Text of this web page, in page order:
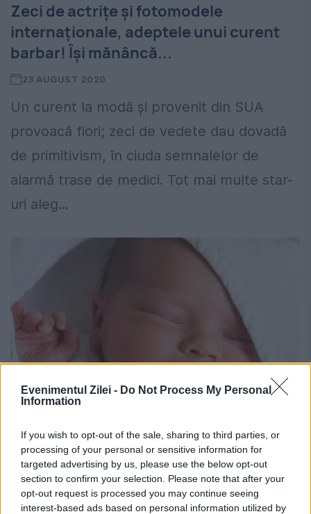
Evenimentul Zilei - Do Not Process My Personal
Information
If you wish to opt-out of the sale, sharing to third parties, or
processing of your personal or sensitive information for
targeted advertising by us, please use the below opt-out
section to confirm your selection. Please note that after your
opt-out request is processed you may continue seeing
interest-based ads based on personal information utilized by
Zeci de actrițe și fotomodele
internaționale, adeptele unui curent
barbar! Își mănâncă...
23 AUGUST 2020
Un curent la modă și provenit din SUA
provoacă fiori; zeci de vedete dau dovadă
de primitivism, în ciuda semnalelor de
alarmă trase de medici. Tot mai multe star-
uri aleg...
Mama a refuzat să-i taie nou-
născutului cordonul ombilical după
naștere. Ce s-a întâmplat cu
beebelușul